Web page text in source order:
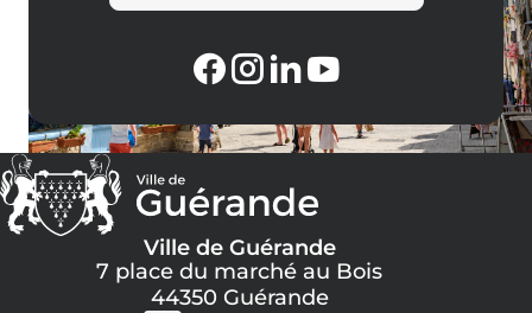
Ville de Guérande
7 place du marché au Bois
44350 Guérande